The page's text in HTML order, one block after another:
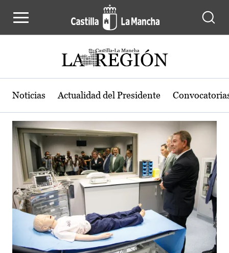
Actualidad de la región de Castilla-
Noticias Actualidad del Presidente